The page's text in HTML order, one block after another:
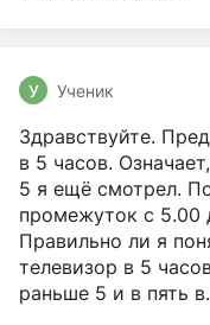
У Ученик
Здравствуйте.
в 5 часов.
5 я ещё смотрел.
промежуток с 5.00
Правильно ли я
телевизор в 5
раньше 5 и в пять